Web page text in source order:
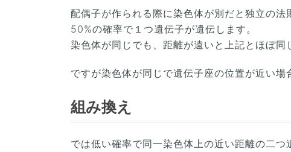
配偶子が作られる際に染色体が別だと独立の
50%の確率で１つ遺伝子が遺伝します。
染色体が同じでも、距離が遠いと上記とほぼ同
ですが染色体が同じで遺伝子座の位置が近い場
組み換え
では低い確率で同一染色体上の近い距離の二